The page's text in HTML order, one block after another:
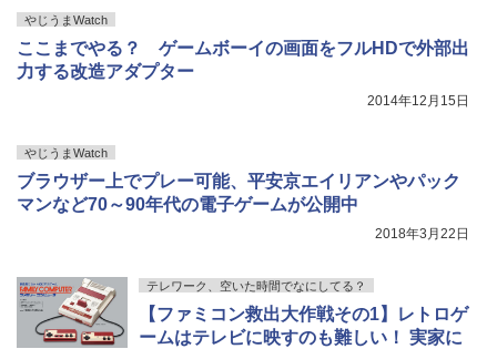
やじうまWatch
ここまでやる？ ゲームボーイの画面をフルHDで外部出
力する改造アダプター
2014年12月15日
やじうまWatch
ブラウザー上でプレー可能、平安京エイリアンやパック
マンなど70～90年代の電子ゲームが公開中
2018年3月22日
テレワーク、空いた時間でなにしてる？
【ファミコン救出大作戦その1】レトロゲ
ームはテレビに映すのも難しい！ 実家に